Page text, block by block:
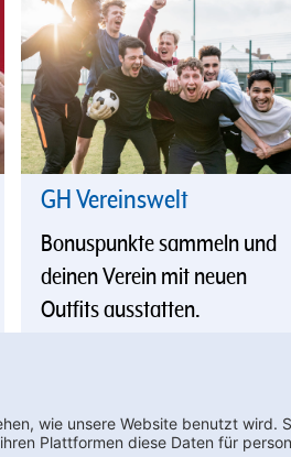
GH Vereinswelt
Bonuspunkte sammeln und
deinen Verein mit neuen
Outfits ausstatten.